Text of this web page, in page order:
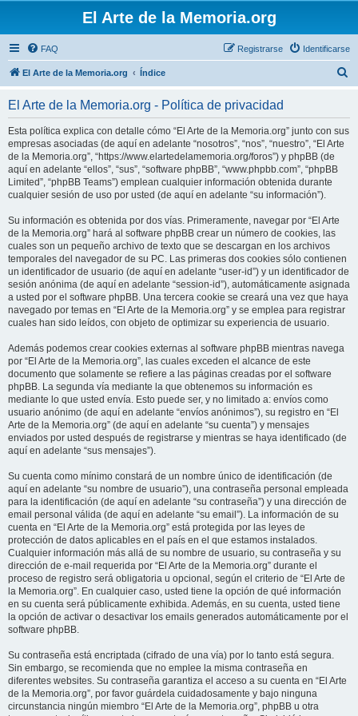
El Arte de la Memoria.org
FAQ Identificarse
Registrarse
El Arte de la Memoria.org Índice
El Arte de la Memoria.org - Política de privacidad
Esta política explica con detalle cómo “El Arte de la Memoria.org” junto con sus
empresas asociadas (de aquí en adelante “nosotros”, “nos”, “nuestro”, “El Arte
de la Memoria.org”, “https://www.elartedelamemoria.org/foros”) y phpBB (de
aquí en adelante “ellos”, “sus”, “software phpBB”, “www.phpbb.com”, “phpBB
Limited”, “phpBB Teams”) emplean cualquier información obtenida durante
cualquier sesión de uso por usted (de aquí en adelante “su información”).
Su información es obtenida por dos vías. Primeramente, navegar por “El Arte
de la Memoria.org” hará al software phpBB crear un número de cookies, las
cuales son un pequeño archivo de texto que se descargan en los archivos
temporales del navegador de su PC. Las primeras dos cookies sólo contienen
un identificador de usuario (de aquí en adelante “user-id”) y un identificador de
sesión anónima (de aquí en adelante “session-id”), automáticamente asignada
a usted por el software phpBB. Una tercera cookie se creará una vez que haya
navegado por temas en “El Arte de la Memoria.org” y se emplea para registrar
cuales han sido leídos, con objeto de optimizar su experiencia de usuario.
Además podemos crear cookies externas al software phpBB mientras navega
por “El Arte de la Memoria.org”, las cuales exceden el alcance de este
documento que solamente se refiere a las páginas creadas por el software
phpBB. La segunda vía mediante la que obtenemos su información es
mediante lo que usted envía. Esto puede ser, y no limitado a: envíos como
usuario anónimo (de aquí en adelante “envíos anónimos”), su registro en “El
Arte de la Memoria.org” (de aquí en adelante “su cuenta”) y mensajes
enviados por usted después de registrarse y mientras se haya identificado (de
aquí en adelante “sus mensajes”).
Su cuenta como mínimo constará de un nombre único de identificación (de
aquí en adelante “su nombre de usuario”), una contraseña personal empleada
para la identificación (de aquí en adelante “su contraseña”) y una dirección de
email personal válida (de aquí en adelante “su email”). La información de su
cuenta en “El Arte de la Memoria.org” está protegida por las leyes de
protección de datos aplicables en el país en el que estamos instalados.
Cualquier información más allá de su nombre de usuario, su contraseña y su
dirección de e-mail requerida por “El Arte de la Memoria.org” durante el
proceso de registro será obligatoria u opcional, según el criterio de “El Arte de
la Memoria.org”. En cualquier caso, usted tiene la opción de qué información
en su cuenta será públicamente exhibida. Además, en su cuenta, usted tiene
la opción de activar o desactivar los emails generados automáticamente por el
software phpBB.
Su contraseña está encriptada (cifrado de una vía) por lo tanto está segura.
Sin embargo, se recomienda que no emplee la misma contraseña en
diferentes websites. Su contraseña garantiza el acceso a su cuenta en “El Arte
de la Memoria.org”, por favor guárdela cuidadosamente y bajo ninguna
circunstancia ningún miembro “El Arte de la Memoria.org”, phpBB u otra